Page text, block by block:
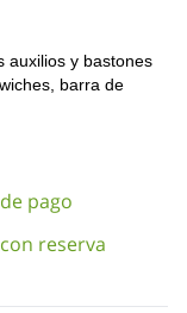
cerca de
guiarte en
del Plata)!
versión de mi tour]
vallecitos-
auxilios y bastones
barra de
de pago
con reserva